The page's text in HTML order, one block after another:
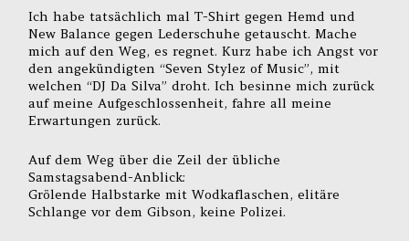
Ich habe tatsächlich mal T-Shirt gegen Hemd und
New Balance gegen Lederschuhe getauscht. Mache
mich auf den Weg, es regnet. Kurz habe ich Angst vor
den angekündigten “Seven Stylez of Music”, mit
welchen “DJ Da Silva” droht. Ich besinne mich zurück
auf meine Aufgeschlossenheit, fahre all meine
Erwartungen zurück.
Auf dem Weg über die Zeil der übliche
Samstagsabend-Anblick:
Grölende Halbstarke mit Wodkaflaschen, elitäre
Schlange vor dem Gibson, keine Polizei.